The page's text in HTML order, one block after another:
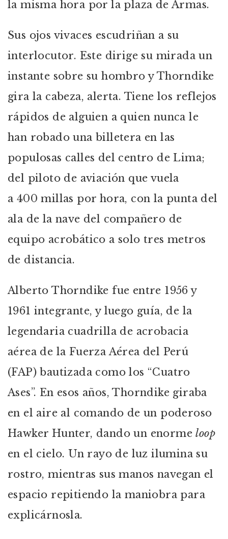
la misma hora por la plaza de Armas.
Sus ojos vivaces escudriñan a su
interlocutor. Este dirige su mirada un
instante sobre su hombro y Thorndike
gira la cabeza, alerta. Tiene los reflejos
rápidos de alguien a quien nunca le
han robado una billetera en las
populosas calles del centro de Lima;
del piloto de aviación que vuela
a 400 millas por hora, con la punta del
ala de la nave del compañero de
equipo acrobático a solo tres metros
de distancia.
Alberto Thorndike fue entre 1956 y
1961 integrante, y luego guía, de la
legendaria cuadrilla de acrobacia
aérea de la Fuerza Aérea del Perú
(FAP) bautizada como los “Cuatro
Ases”. En esos años, Thorndike giraba
en el aire al comando de un poderoso
Hawker Hunter, dando un enormeloop
en el cielo. Un rayo de luz ilumina su
rostro, mientras sus manos navegan el
espacio repitiendo la maniobra para
explicárnosla.